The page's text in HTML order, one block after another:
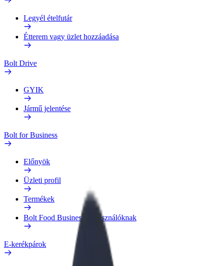
Legyél ételfutár
Étterem vagy üzlet hozzáadása
Bolt Drive
GYIK
Jármű jelentése
Bolt for Business
Előnyök
Üzleti profil
Termékek
Bolt Food Business felhasználóknak
E-kerékpárok